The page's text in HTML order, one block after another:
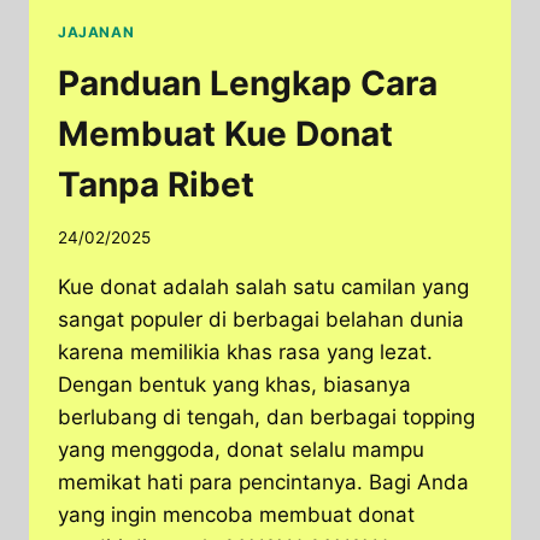
JAJANAN
Panduan Lengkap Cara
Membuat Kue Donat
Tanpa Ribet
24/02/2025
Kue donat adalah salah satu camilan yang
sangat populer di berbagai belahan dunia
karena memilikia khas rasa yang lezat.
Dengan bentuk yang khas, biasanya
berlubang di tengah, dan berbagai topping
yang menggoda, donat selalu mampu
memikat hati para pencintanya. Bagi Anda
yang ingin mencoba membuat donat